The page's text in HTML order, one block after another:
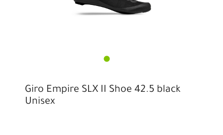
Giro Empire SLX II Shoe 42.5 black
Unisex